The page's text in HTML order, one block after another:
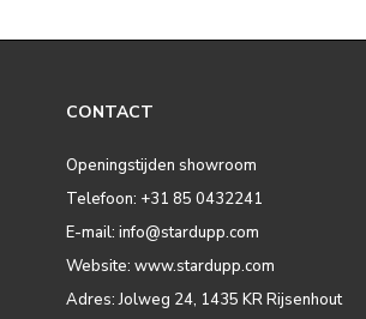
CONTACT
Openingstijden showroom
Telefoon: +31 85 0432241
E-mail:info@stardupp.com
Website: www.stardupp.com
Adres: Jolweg 24, 1435 KR Rijsenhout